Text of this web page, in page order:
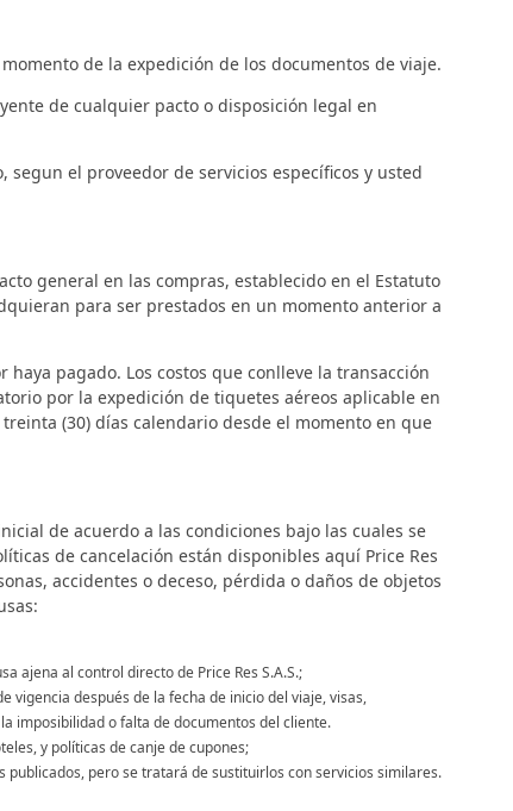
de la expedición de los documentos de viaje.
de cualquier pacto o disposición legal en
segun el proveedor de servicios específicos y usted
general en las compras, establecido en el Estatuto
para ser prestados en un momento anterior a
pagado. Los costos que conlleve la transacción
por la expedición de tiquetes aéreos aplicable en
(30) días calendario desde el momento en que
de acuerdo a las condiciones bajo las cuales se
de cancelación están disponibles aquí Price Res
accidentes o deceso, pérdida o daños de objetos
ajena al control directo de Price Res S.A.S.;
después de la fecha de inicio del viaje, visas,
imposibilidad o falta de documentos del cliente.
y políticas de canje de cupones;
publicados, pero se tratará de sustituirlos con servicios similares.